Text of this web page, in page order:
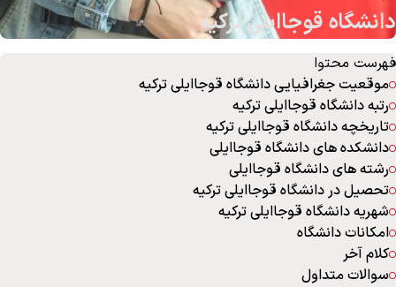
دانشگاه قوجاایلی ترکیه
فهرست محتوا
موقعیت جغرافیایی دانشگاه قوجاایلی ترکیه
رتبه دانشگاه قوجاایلی ترکیه
تاریخچه دانشگاه قوجاایلی ترکیه
دانشکده های دانشگاه قوجاایلی
رشته های دانشگاه قوجاایلی
تحصیل در دانشگاه قوجاایلی ترکیه
شهریه دانشگاه قوجاایلی ترکیه
امکانات دانشگاه
کلام آخر
سوالات متداول